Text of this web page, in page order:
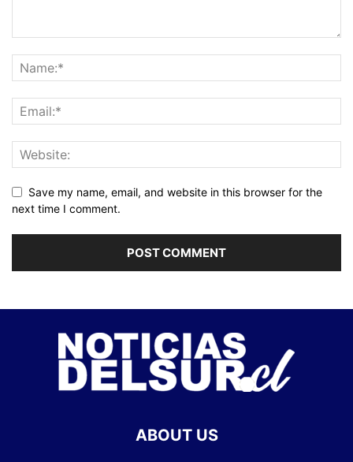
Save my name, email, and website in this browser for the
next time I comment.
ABOUT US